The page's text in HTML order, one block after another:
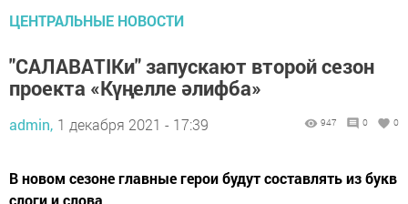
ЦЕНТРАЛЬНЫЕ НОВОСТИ
"САЛАВАТIКи" запускают второй сезон
проекта «Күңелле әлифба»
admin, 1 декабря 2021 - 17:39
В новом сезоне главные герои будут составлять из букв
слоги и слова.